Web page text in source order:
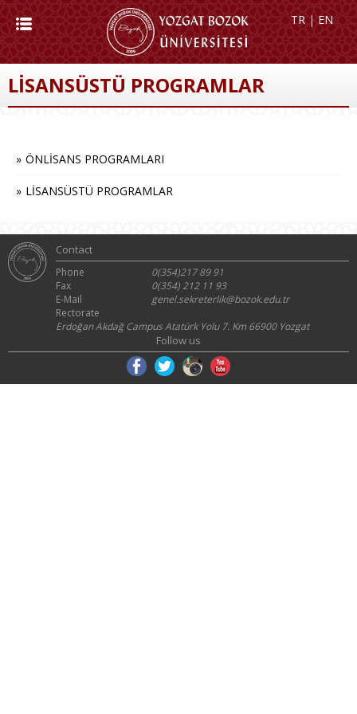
TR | EN
LİSANSÜSTÜ PROGRAMLAR
ÖNLİSANS PROGRAMLARI
LİSANSÜSTÜ PROGRAMLAR
Contact
Phone
0(354)217 89 91
Fax
0(354) 212 11 93
E-Mail
genel.sekreterlik@bozok.edu.tr
Rectorate
Erdoğan Akdağ Campus Atatürk Yolu 7. Km 66900 Yozgat
Follow us